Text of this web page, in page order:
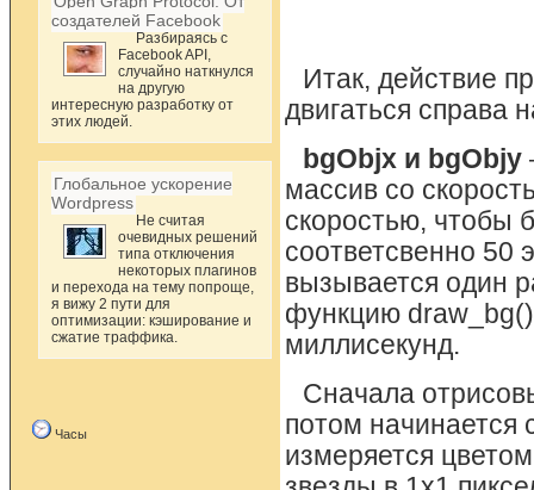
создателей Facebook
Разбираясь с
Facebook API,
случайно наткнулся
на другую
интересную разработку от
этих людей.
Глобальное ускорение
Wordpress
Не считая
очевидных решений
типа отключения
некоторых плагинов
и перехода на тему попроще,
я вижу 2 пути для
оптимизации: кэширование и
сжатие траффика.
Часы
Итак, действие
двигаться справа
bgObjx и bgObjy
массив со
скоростью, чтобы
соответсвенно 50
вызывается один
функцию draw_bg()
миллисекунд.
Сначала
потом начинается
измеряется